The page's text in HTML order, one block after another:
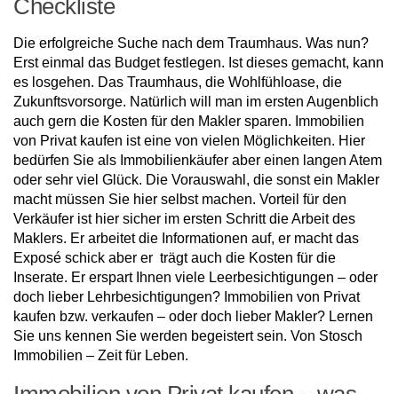
Checkliste
Die erfolgreiche Suche nach dem Traumhaus. Was nun?
Erst einmal das Budget festlegen. Ist dieses gemacht, kann
es losgehen. Das Traumhaus, die Wohlfühloase, die
Zukunftsvorsorge. Natürlich will man im ersten Augenblich
auch gern die Kosten für den Makler sparen. Immobilien
von Privat kaufen ist eine von vielen Möglichkeiten. Hier
bedürfen Sie als Immobilienkäufer aber einen langen Atem
oder sehr viel Glück. Die Vorauswahl, die sonst ein Makler
macht müssen Sie hier selbst machen. Vorteil für den
Verkäufer ist hier sicher im ersten Schritt die Arbeit des
Maklers. Er arbeitet die Informationen auf, er macht das
Exposé schick aber er trägt auch die Kosten für die
Inserate. Er erspart Ihnen viele Leerbesichtigungen – oder
doch lieber Lehrbesichtigungen? Immobilien von Privat
kaufen bzw. verkaufen – oder doch lieber Makler? Lernen
Sie uns kennen Sie werden begeistert sein. Von Stosch
Immobilien – Zeit für Leben.